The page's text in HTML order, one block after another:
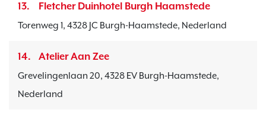
13. Fletcher Duinhotel Burgh Haamstede
Torenweg 1, 4328 JC Burgh-Haamstede, Nederland
14. Atelier Aan Zee
Grevelingenlaan 20, 4328 EV Burgh-Haamstede,
Nederland